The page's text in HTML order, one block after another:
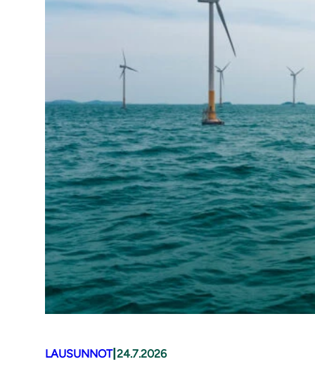
LAUSUNNOT| 24.7.2026